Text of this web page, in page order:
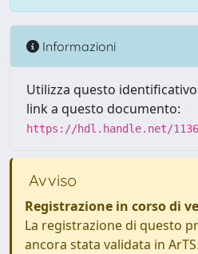
Informazioni
Utilizza questo
link a questo documento:
https://hdl.handle.net/
Avviso
Registrazione in corso di
La registrazione di questo
ancora stata validata in ArTS.